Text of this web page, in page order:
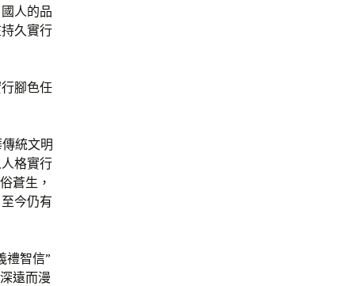
人的品
久實行
腳色任
統文明
格實行
蒼生，
今仍有
禮智信”
遠而漫